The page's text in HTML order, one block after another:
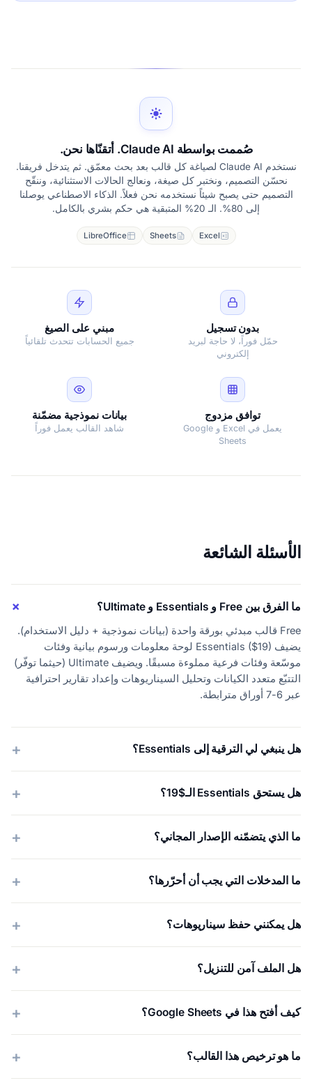
صُممت بواسطة Claude AI. أتقنّاها نحن.
نستخدم Claude AI لصياغة كل قالب بعد بحث معمّق. ثم يتدخل فريقنا.
نحسّن التصميم، ونختبر كل صيغة، ونعالج الحالات الاستثنائية، وننقّح
التصميم حتى يصبح شيئاً نستخدمه نحن فعلاً. الذكاء الاصطناعي يوصلنا
إلى 80%. الـ 20% المتبقية هي حكم بشري بالكامل.
Excel
Sheets
LibreOffice
بدون تسجيل
حمّل فوراً، لا حاجة لبريد
إلكتروني
مبني على الصيغ
جميع الحسابات تتحدث تلقائياً
توافق مزدوج
يعمل في Excel و Google
Sheets
بيانات نموذجية مضمّنة
شاهد القالب يعمل فوراً
الأسئلة الشائعة
ما الفرق بين Free و Essentials و Ultimate؟
Free قالب مبدئي بورقة واحدة (بيانات نموذجية + دليل الاستخدام).
يضيف Essentials ($19) لوحة معلومات ورسوم بيانية وفئات
موسّعة وفئات فرعية مملوءة مسبقًا. ويضيف Ultimate (حيثما توفّر)
التتبّع متعدد الكيانات وتحليل السيناريوهات وإعداد تقارير احترافية
عبر 6-7 أوراق مترابطة.
هل ينبغي لي الترقية إلى Essentials؟
هل يستحق Essentials الـ$19؟
ما الذي يتضمّنه الإصدار المجاني؟
ما المدخلات التي يجب أن أحرّرها؟
هل يمكنني حفظ سيناريوهات؟
هل الملف آمن للتنزيل؟
كيف أفتح هذا في Google Sheets؟
ما هو ترخيص هذا القالب؟